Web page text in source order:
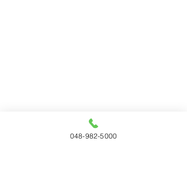
048-982-5000